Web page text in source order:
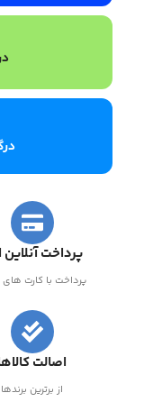
پرداخت آنلاین
پرداخت با کارت
اصالت
از برترین برندها